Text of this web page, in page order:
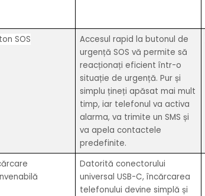
SOS
Accesul rapid la butonul de
urgență SOS vă permite să
reacționați eficient într-o
situație de urgență. Pur și
simplu țineți apăsat mai mult
timp, iar telefonul va activa
alarma, va trimite un SMS și
va apela contactele
predefinite.
Datorită conectorului
universal USB-C, încărcarea
telefonului devine simplă și